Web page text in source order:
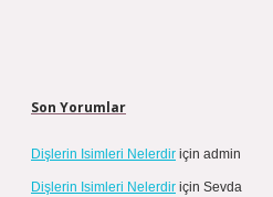
Son Yorumlar
Dişlerin Isimleri Nelerdir için admin
Dişlerin Isimleri Nelerdir için Sevda